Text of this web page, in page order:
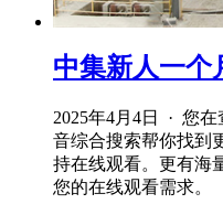
中集新人一个
2025年4月4日 · 您
音综合搜索帮你找到
持在线观看。更有海
您的在线观看需求。